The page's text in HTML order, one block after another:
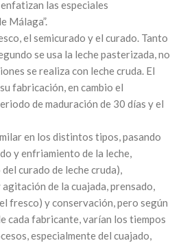
las especiales
Málaga”.
el semicurado y el curado. Tanto
se usa la leche pasterizada, no
se realiza con leche cruda. El
fabricación, en cambio el
de maduración de 30 días y el
en los distintos tipos, pasando
y enfriamiento de la leche,
curado de leche cruda),
de la cuajada, prensado,
fresco) y conservación, pero según
cada fabricante, varían los tiempos
especialmente del cuajado,